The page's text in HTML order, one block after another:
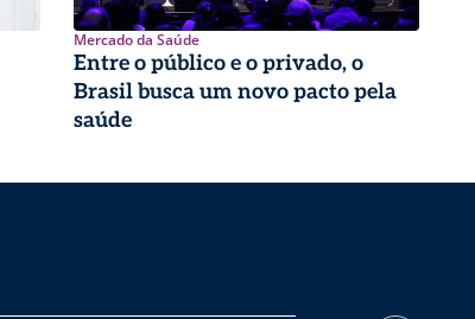
Mercado da Saúde
Entre o público e o privado, o
Brasil busca um novo pacto pela
saúde